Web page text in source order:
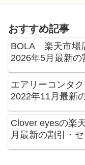
おすすめ記事
BOLA 楽天市場
2026年5月最新
エアリーコンタ
2022年11月最新
Clover eyesの楽
月最新の割引・